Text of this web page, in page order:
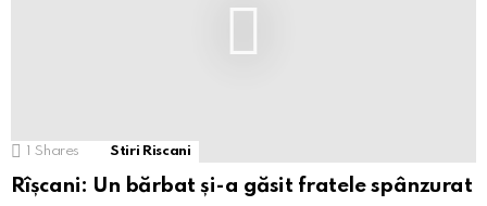
Shares Stiri Riscani
Rîșcani: Un bărbat și-a găsit fratele spânzurat